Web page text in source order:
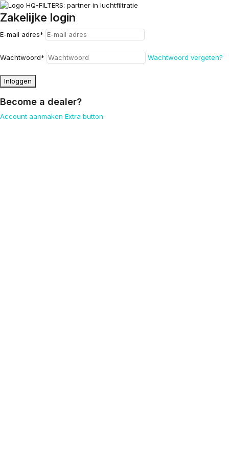
Zakelijke login
E-mail adres*
Wachtwoord* Wachtwoord vergeten?
Inloggen
Become a dealer?
Account aanmaken Extra button